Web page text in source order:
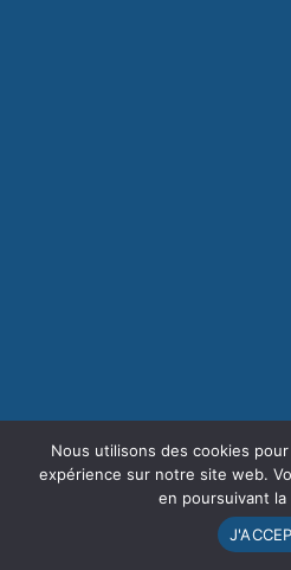
Nous utilisons des cookies
expérience sur notre site web.
en poursuivant la